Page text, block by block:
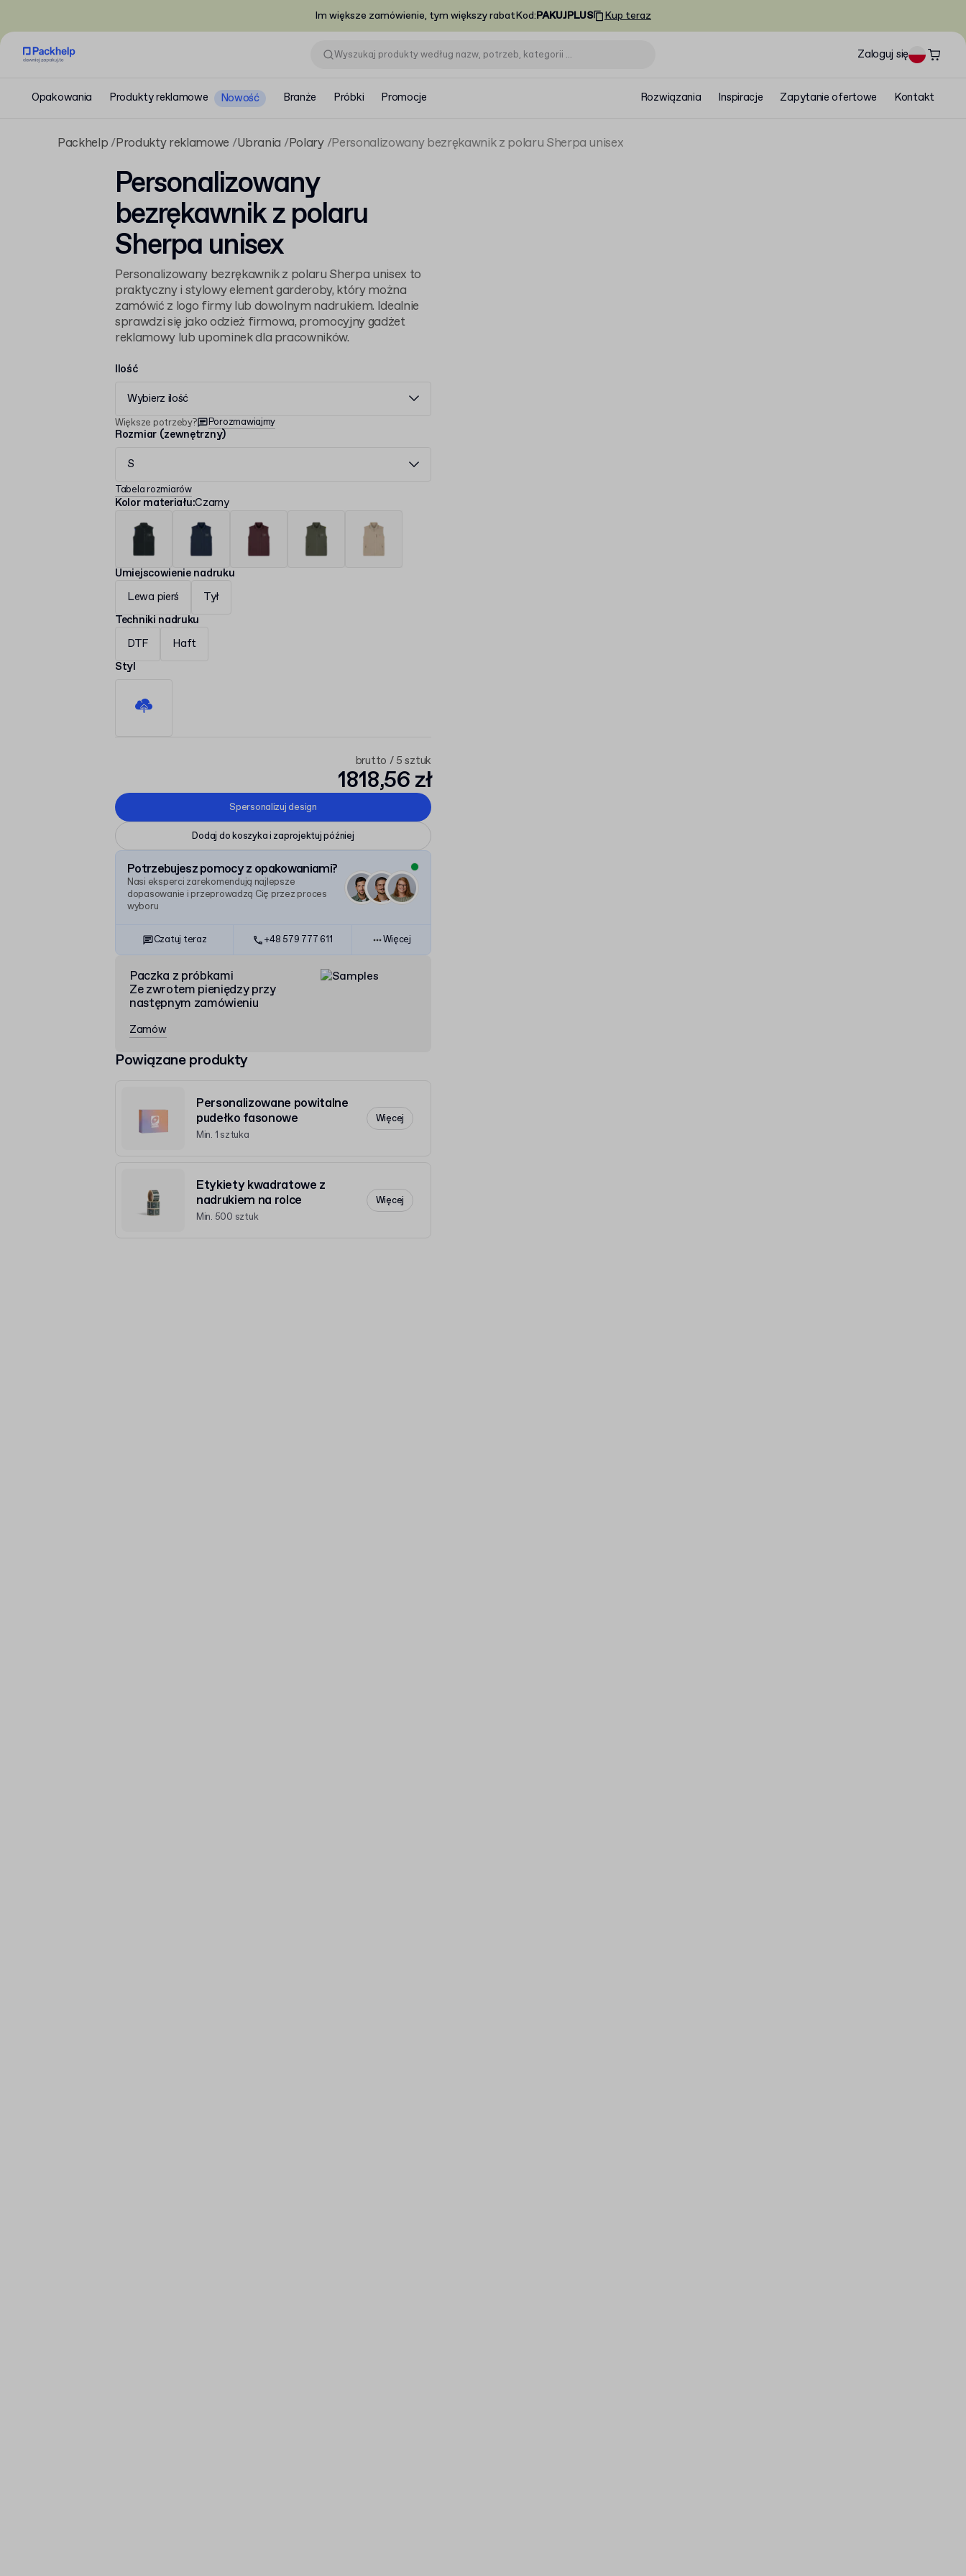
Im większe zamówienie, tym większy rabatKod:PAKUJPLUS Kup teraz
Zaloguj się
Opakowania Produkty reklamowe Nowość Branże Próbki Promocje Rozwiązania Inspiracje Zapytanie ofertowe Kontakt
Packhelp Produkty reklamowe Ubrania Polary Personalizowany bezrękawnik z polaru Sherpa unisex
Personalizowany
bezrękawnik z polaru
Sherpa unisex
Personalizowany bezrękawnik z polaru Sherpa unisex to
praktyczny i stylowy element garderoby, który można
zamówić z logo firmy lub dowolnym nadrukiem. Idealnie
sprawdzi się jako odzież firmowa, promocyjny gadżet
reklamowy lub upominek dla pracowników.
Ilość
Wybierz ilość
Większe potrzeby? Porozmawiajmy
Rozmiar (zewnętrzny)
S
Tabela rozmiarów
Kolor materiału:Czarny
Umiejscowienie nadruku
Lewa pierś
Tył
Techniki nadruku
DTF
Haft
Styl
brutto / 5 sztuk
1818,56 zł
Spersonalizuj design
Dodaj do koszyka i zaprojektuj później
Potrzebujesz pomocy z opakowaniami?
Nasi eksperci zarekomendują najlepsze
dopasowanie i przeprowadzą Cię przez proces
wyboru
Czatuj teraz +48 579 777 611 Więcej
Paczka z próbkami
Ze zwrotem pieniędzy przy
następnym zamówieniu
Zamów
Powiązane produkty
Personalizowane powitalne
pudełko fasonowe
Min. 1 sztuka
Więcej
Etykiety kwadratowe z
nadrukiem na rolce
Min. 500 sztuk
Więcej